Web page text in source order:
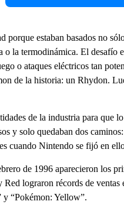
estaban basados no
la termodinámica. El desafío
o ataques eléctricos tan
de la historia: un Rhydon.
de la industria para que
y solo quedaban dos
cuando Nintendo se fijó en
de 1996 aparecieron los
lograron récords de
y “Pokémon: Yellow”.